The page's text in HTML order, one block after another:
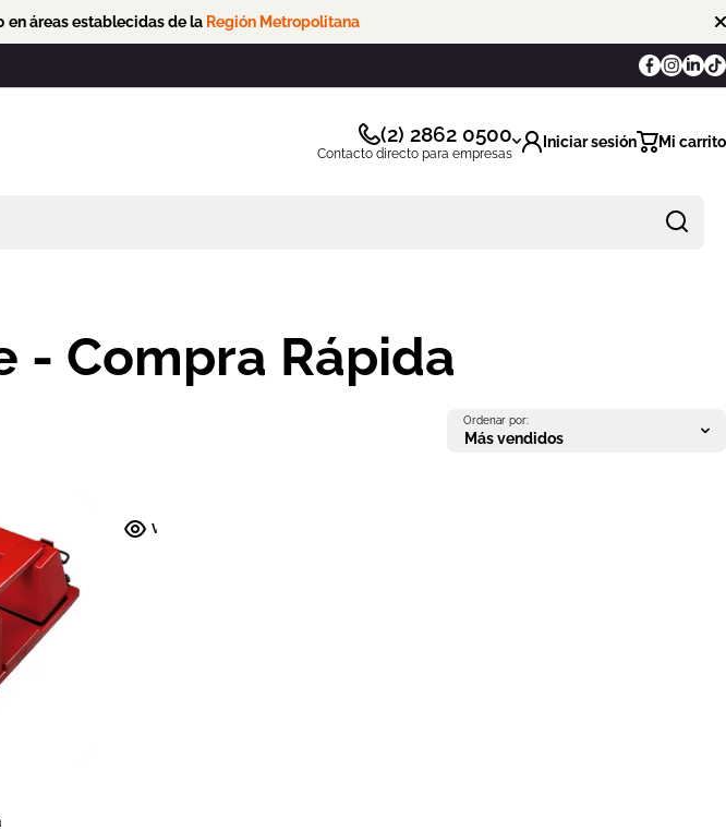
en áreas establecidas de la Región Metropolitana
Facebook
(2) 2862 0500
Contacto directo para empresas
Iniciar sesión Mi carrito
- Compra Rápida
Ordenar por: